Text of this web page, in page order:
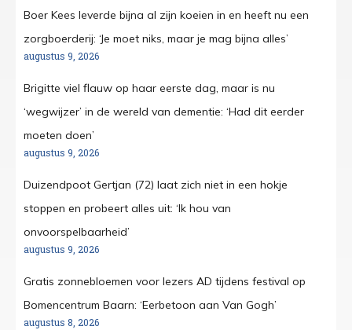
Boer Kees leverde bijna al zijn koeien in en heeft nu een
zorgboerderij: ‘Je moet niks, maar je mag bijna alles’
augustus 9, 2026
Brigitte viel flauw op haar eerste dag, maar is nu
‘wegwijzer’ in de wereld van dementie: ‘Had dit eerder
moeten doen’
augustus 9, 2026
Duizendpoot Gertjan (72) laat zich niet in een hokje
stoppen en probeert alles uit: ‘Ik hou van
onvoorspelbaarheid’
augustus 9, 2026
Gratis zonnebloemen voor lezers AD tijdens festival op
Bomencentrum Baarn: ‘Eerbetoon aan Van Gogh’
augustus 8, 2026